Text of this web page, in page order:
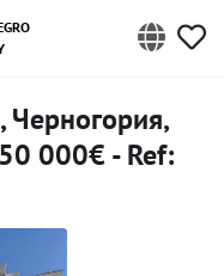
Черногория,
000€ - Ref: